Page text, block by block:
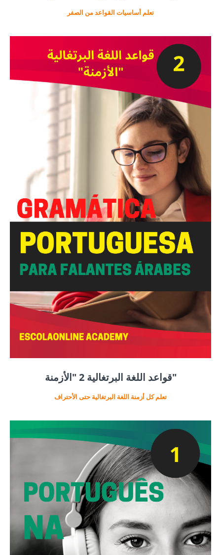
تعلم أساسيات القواعد من الصفر
قواعد اللغة البرتغالية 2 "الأزمنة"
تعلم كل أزمنة اللغة البرتغالية حتى الأحتراف